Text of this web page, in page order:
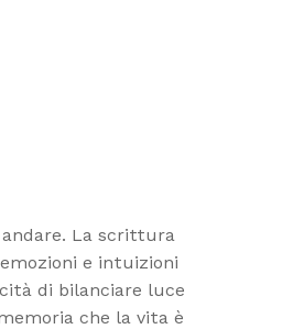
La scrittura
e intuizioni
di bilanciare luce
che la vita è